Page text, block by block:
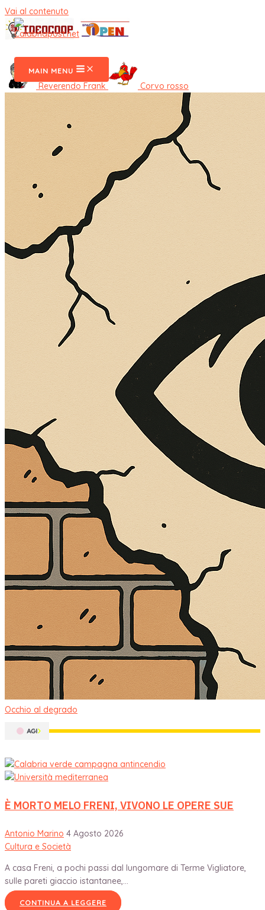
Vai al contenuto
MAIN MENU
Reverendo Frank Corvo rosso
Occhio al degrado
È MORTO MELO FRENI, VIVONO LE OPERE SUE
Antonio Marino 4 Agosto 2026
Cultura e Società
A casa Freni, a pochi passi dal lungomare di Terme Vigliatore,
sulle pareti giaccio istantanee,...
CONTINUA A LEGGERE